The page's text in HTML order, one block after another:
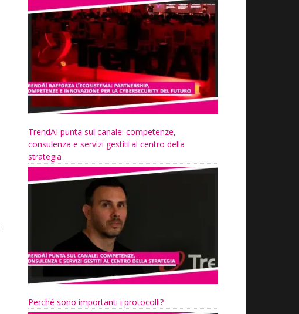
TrendAI punta sul canale: competenze,
consulenza e servizi gestiti al centro della
strategia
Perché sono importanti i protocolli?